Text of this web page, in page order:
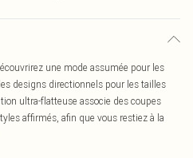
une mode assumée pour les
designs directionnels pour les tailles
ultra-flatteuse associe des coupes
affirmés, afin que vous restiez à la